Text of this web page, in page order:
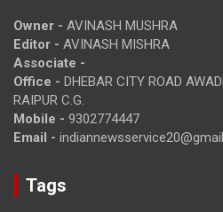
Owner - AVINASH MUSHRA
Editor - AVINASH MISHRA
Associate -
Office - DHEBAR CITY ROAD
RAIPUR C.G.
Mobile - 9302774447
Email -
Tags